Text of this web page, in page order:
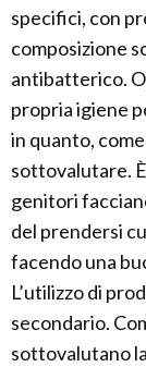
specifici, con
composizione
antibatterico.
propria igiene
in quanto,
sottovalutare.
genitori
del prendersi
facendo una
L’utilizzo di
secondario.
sottovalutano